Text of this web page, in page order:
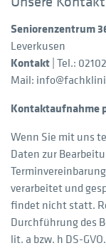
Seniorenzentrum
Leverkusen
Kontakt| Tel.:
Mail:
Kontaktaufnahme
Wenn Sie mit uns
Daten zur
verarbeitet und
findet nicht statt.
Durchführung des
lit. a bzw. h DS-GVO.